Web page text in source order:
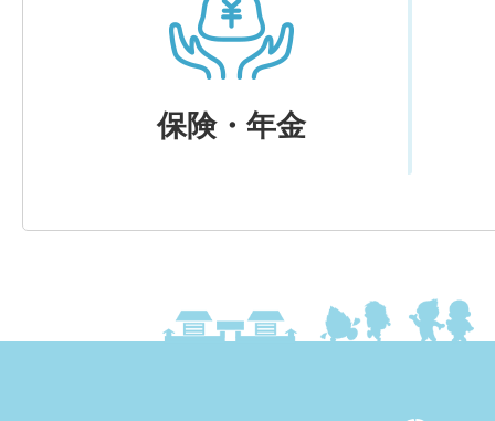
保険・年金